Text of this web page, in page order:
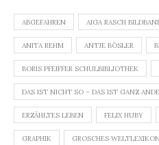
ABGEFAHREN AIGA RASCH
ANITA REHM ANTJE BÖSLER
BORIS PFEIFFER SCHULBIBLIOTHEK
DAS IST NICHT SO – DAS IST GANZ
ERZÄHLTES LEBEN FELIX HUBY
GRAPHIK GROSCHES